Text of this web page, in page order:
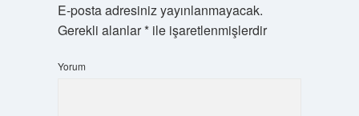
E-posta adresiniz yayınlanmayacak.
Gerekli alanlar*ile işaretlenmişlerdir
Yorum